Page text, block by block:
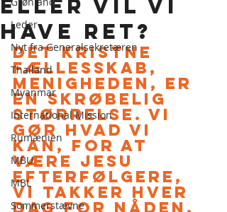
Leder
Nyt fra Generalsekretæren
Thailand
Myanmar
International Mission
Rumænien
MBU
MBL
Sommerstævne
ELLER VIL VI
HAVE RET?
Det kristne
fællesskab,
menigheden, er
en skrøbelig
størrelse. Vi
gør hvad vi
kan, for at
være Jesu
efterfølgere,
vi takker hver
dag for nåden,